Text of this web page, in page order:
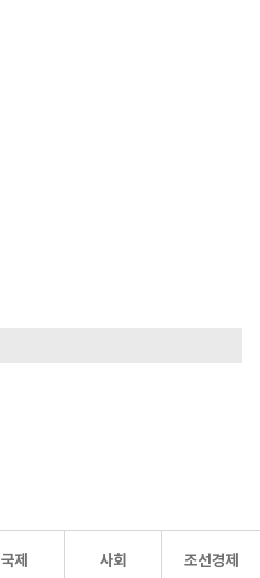
국제 사회 조선경제